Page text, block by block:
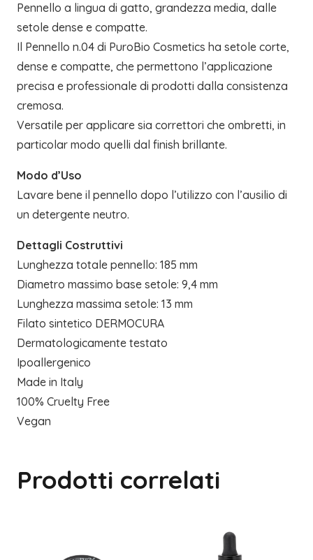
Pennello a lingua di gatto, grandezza media, dalle
setole dense e compatte.
Il Pennello n.04 di PuroBio Cosmetics ha setole corte,
dense e compatte, che permettono l’applicazione
precisa e professionale di prodotti dalla consistenza
cremosa.
Versatile per applicare sia correttori che ombretti, in
particolar modo quelli dal finish brillante.
Modo d’Uso
Lavare bene il pennello dopo l’utilizzo con l’ausilio di
un detergente neutro.
Dettagli Costruttivi
Lunghezza totale pennello: 185 mm
Diametro massimo base setole: 9,4 mm
Lunghezza massima setole: 13 mm
Filato sintetico DERMOCURA
Dermatologicamente testato
Ipoallergenico
Made in Italy
100% Cruelty Free
Vegan
Prodotti correlati